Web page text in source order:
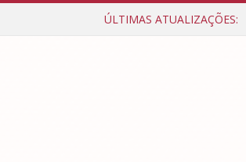
ÚLTIMAS ATUALIZAÇÕES: